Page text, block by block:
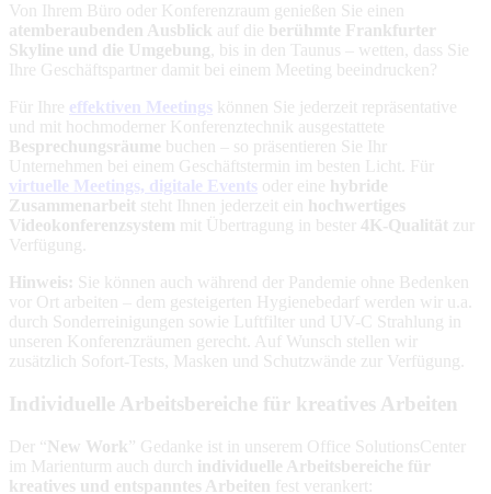
Von Ihrem Büro oder Konferenzraum genießen Sie einen
atemberaubenden Ausblick auf die berühmte Frankfurter
Skyline und die Umgebung, bis in den Taunus – wetten, dass Sie
Ihre Geschäftspartner damit bei einem Meeting beeindrucken?
Für Ihre effektiven Meetings können Sie jederzeit repräsentative
und mit hochmoderner Konferenztechnik ausgestattete
Besprechungsräume buchen – so präsentieren Sie Ihr
Unternehmen bei einem Geschäftstermin im besten Licht. Für
virtuelle Meetings, digitale Events oder eine hybride
Zusammenarbeit steht Ihnen jederzeit ein hochwertiges
Videokonferenzsystem mit Übertragung in bester 4K-Qualität zur
Verfügung.
Hinweis: Sie können auch während der Pandemie ohne Bedenken
vor Ort arbeiten – dem gesteigerten Hygienebedarf werden wir u.a.
durch Sonderreinigungen sowie Luftfilter und UV-C Strahlung in
unseren Konferenzräumen gerecht. Auf Wunsch stellen wir
zusätzlich Sofort-Tests, Masken und Schutzwände zur Verfügung.
Individuelle Arbeitsbereiche für kreatives Arbeiten
Der “ New Work ” Gedanke ist in unserem Office SolutionsCenter
im Marienturm auch durch individuelle Arbeitsbereiche für
kreatives und entspanntes Arbeiten fest verankert: